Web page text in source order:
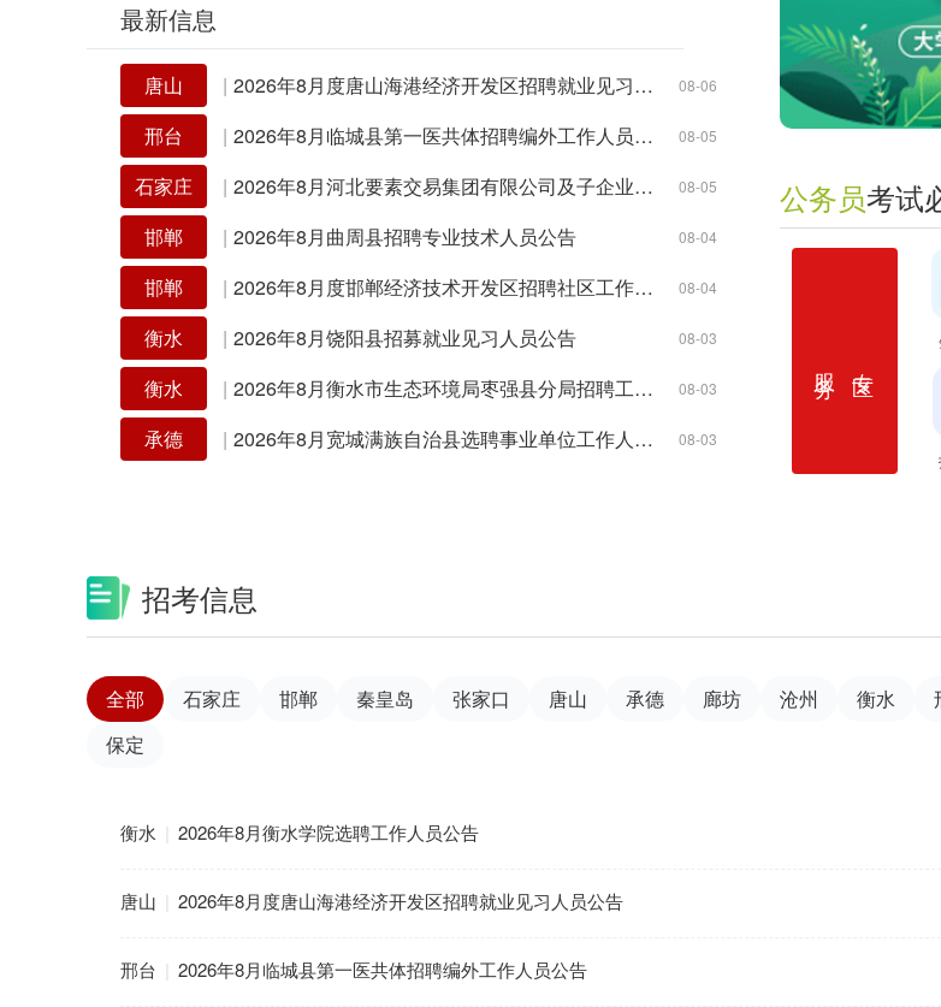
最新信息
唐山 | 2026年8月度唐山海港经济开发区招聘就业见习人员公告 08-06
邢台 | 2026年8月临城县第一医共体招聘编外工作人员公告 08-05
石家庄 | 2026年8月河北要素交易集团有限公司及子企业度招聘公告 08-05
邯郸 | 2026年8月曲周县招聘专业技术人员公告 08-04
邯郸 | 2026年8月度邯郸经济技术开发区招聘社区工作者公告 08-04
衡水 | 2026年8月饶阳县招募就业见习人员公告 08-03
衡水 | 2026年8月衡水市生态环境局枣强县分局招聘工作人员公告(16名) 08-03
承德 | 2026年8月宽城满族自治县选聘事业单位工作人员公告 08-03
公务员考试
招考信息
全部 石家庄 邯郸 秦皇岛 张家口 唐山 承德 廊坊 沧州 衡水
保定
衡水 2026年8月衡水学院选聘工作人员公告
唐山 2026年8月度唐山海港经济开发区招聘就业见习人员公告
邢台 2026年8月临城县第一医共体招聘编外工作人员公告